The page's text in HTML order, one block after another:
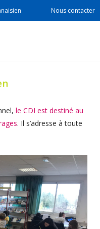
Nous contacter
le CDI est destiné au
. Il s’adresse à toute